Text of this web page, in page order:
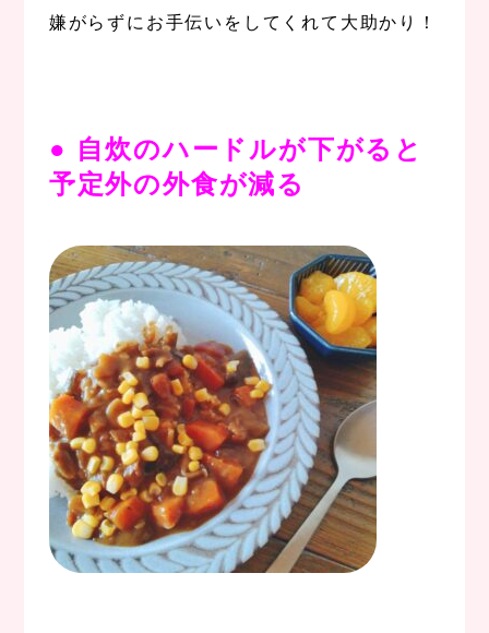
嫌がらずにお手伝いをしてくれて大助かり！
● 自炊のハードルが下がると
予定外の外食が減る